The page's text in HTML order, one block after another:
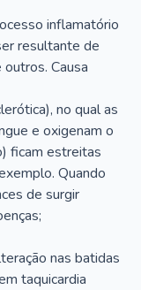
inflamatório
resultante de
Causa
no qual as
e oxigenam o
ficam estreitas
Quando
de surgir
nas batidas
taquicardia